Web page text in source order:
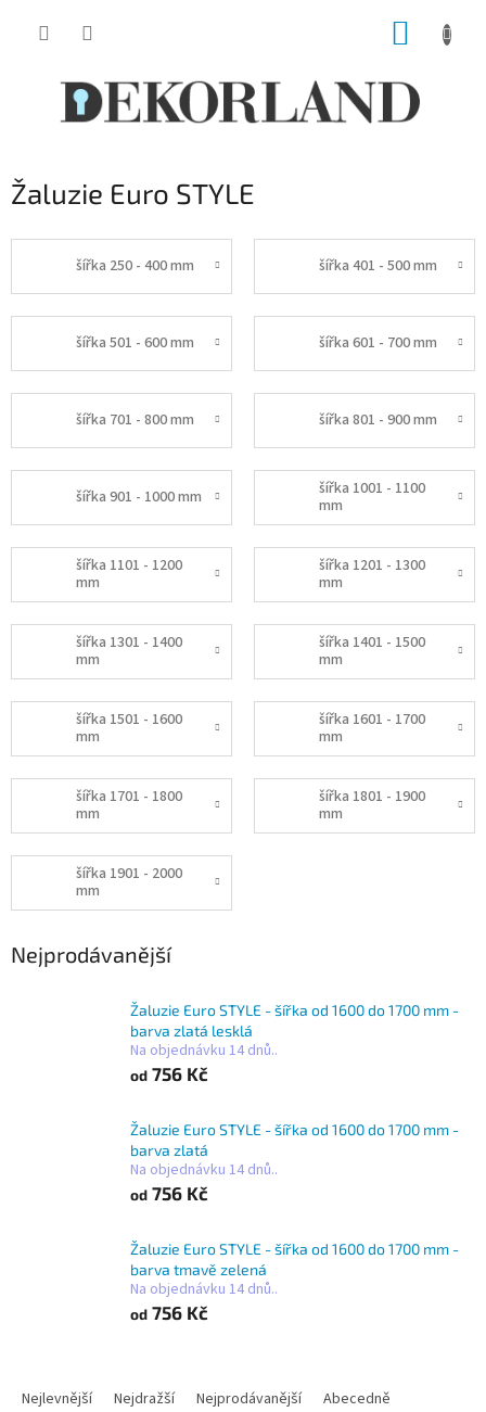
Žaluzie Euro STYLE
šířka 250 - 400 mm šířka 401 - 500 mm
šířka 501 - 600 mm šířka 601 - 700 mm
šířka 701 - 800 mm šířka 801 - 900 mm
šířka 901 - 1000 mm
šířka 1001 - 1100
mm
šířka 1101 - 1200
mm
šířka 1201 - 1300
mm
šířka 1301 - 1400
mm
šířka 1401 - 1500
mm
šířka 1501 - 1600
mm
šířka 1601 - 1700
mm
šířka 1701 - 1800
mm
šířka 1801 - 1900
mm
šířka 1901 - 2000
mm
Nejprodávanější
Žaluzie Euro STYLE - šířka od 1600 do 1700 mm -
barva zlatá lesklá
Na objednávku 14 dnů..
od 756 Kč
Žaluzie Euro STYLE - šířka od 1600 do 1700 mm -
barva zlatá
Na objednávku 14 dnů..
od 756 Kč
Žaluzie Euro STYLE - šířka od 1600 do 1700 mm -
barva tmavě zelená
Na objednávku 14 dnů..
od 756 Kč
Nejlevnější Nejdražší Nejprodávanější Abecedně